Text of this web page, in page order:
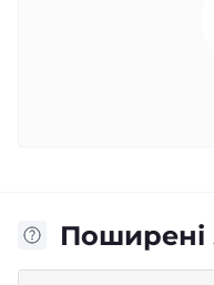
Поширені